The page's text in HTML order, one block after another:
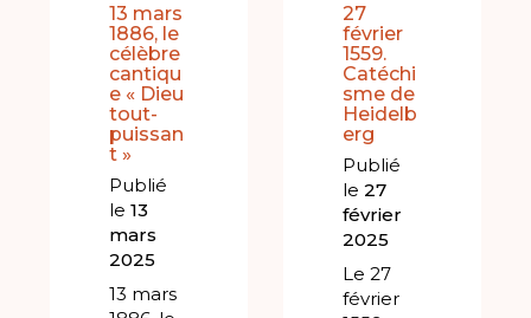
13 mars
1886, le
célèbre
cantiqu
e « Dieu
tout-
puissan
t »
Publié
le13
mars
2025
13 mars
27
février
1559.
Catéchi
sme de
Heidelb
erg
Publié
le 27
février
2025
Le 27
février